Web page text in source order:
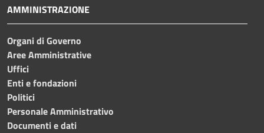
AMMINISTRAZIONE
Organi di Governo
Aree Amministrative
Uffici
Enti e fondazioni
Politici
Personale Amministrativo
Documenti e dati